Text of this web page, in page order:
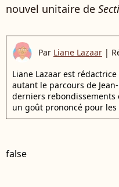
nouvel unitaire de
Par Liane Lazaar |
Liane Lazaar est
autant le parcours de
derniers rebondissements
un goût prononcé pour les
false